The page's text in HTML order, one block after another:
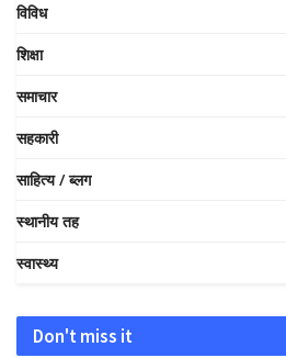
विविध
शिक्षा
समाचार
सहकारी
साहित्य / ब्लग
स्थानीय तह
स्वास्थ्य
Don't miss it